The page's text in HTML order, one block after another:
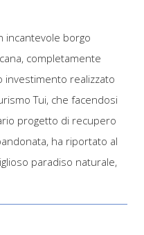
incantevole borgo
completamente
investimento realizzato
Tui, che facendosi
progetto di recupero
ha riportato al
paradiso naturale,